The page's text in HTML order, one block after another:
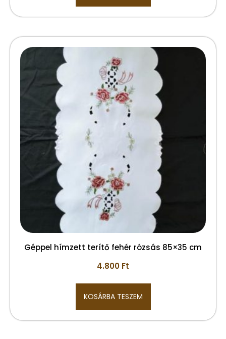
Géppel hímzett terítő fehér rózsás 85×35 cm
4.800 Ft
KOSÁRBA TESZEM